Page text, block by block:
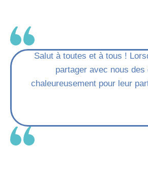
Salut à toutes et à tous !
partager avec nous
chaleureusement pour leur